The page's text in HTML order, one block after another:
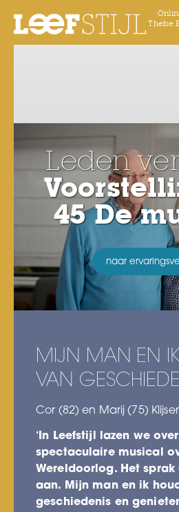
Thebe
Leden
45 De
naar
MIJN MAN EN
VAN
Cor (82) en Marij (75)
‘In Leefstijl lazen we
spectaculaire musical
Wereldoorlog. Het sprak
aan. Mijn man en ik
geschiedenis en